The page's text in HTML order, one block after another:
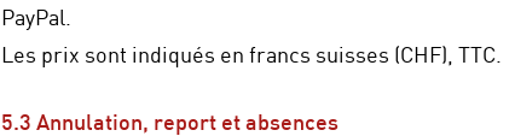
PayPal.
Les prix sont indiqués en francs suisses (CHF), TTC.
5.3 Annulation, report et absences